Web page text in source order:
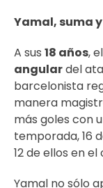
Yamal, suma
A sus 18 años,
angulardel
barcelonista
manera
más goles con
temporada, 16
12 de ellos en
Yamal no sólo